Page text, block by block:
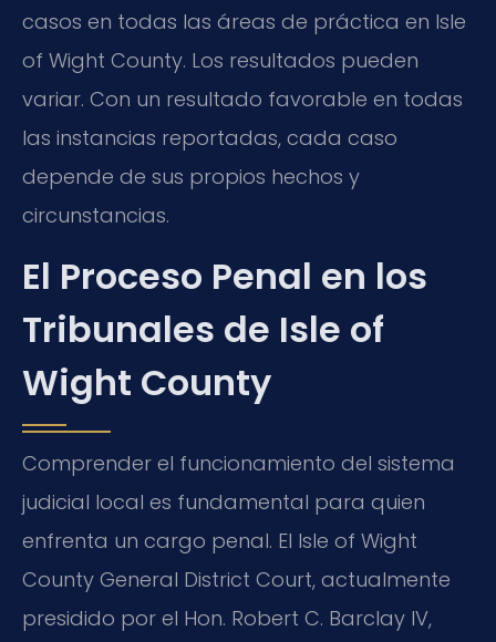
casos en todas las áreas de práctica en Isle
of Wight County. Los resultados pueden
variar. Con un resultado favorable en todas
las instancias reportadas, cada caso
depende de sus propios hechos y
circunstancias.
El Proceso Penal en los
Tribunales de Isle of
Wight County
Comprender el funcionamiento del sistema
judicial local es fundamental para quien
enfrenta un cargo penal. El Isle of Wight
County General District Court, actualmente
presidido por el Hon. Robert C. Barclay IV,